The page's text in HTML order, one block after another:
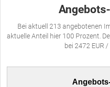
Bei aktuell 213 angebotenen
aktuelle Anteil hier 100 Prozent.
bei 2472 EUR